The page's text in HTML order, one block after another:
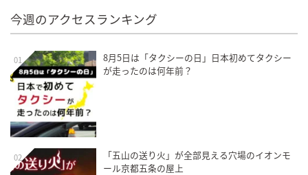
今週のアクセスランキング
01
8月5日は「タクシーの日」日本初めてタクシー
が走ったのは何年前？
02
「五山の送り火」が全部見える穴場のイオンモ
ール京都五条の屋上